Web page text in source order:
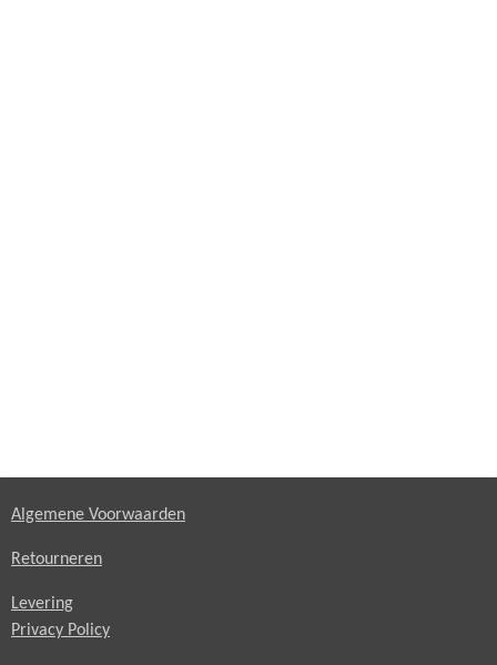
Algemene Voorwaarden
Retourneren
Levering
Privacy Policy